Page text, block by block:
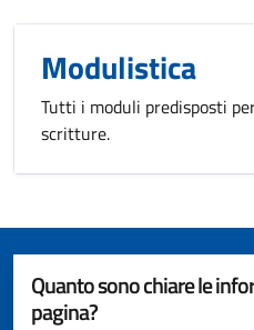
Modulistica
Tutti i moduli predisposti
scritture.
Quanto sono chiare le
pagina?